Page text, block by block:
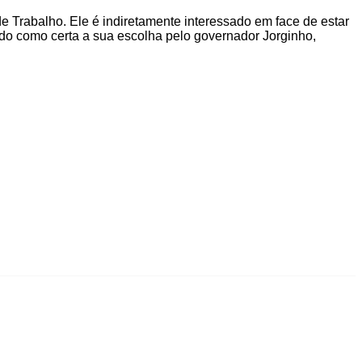
Trabalho. Ele é indiretamente interessado em face de estar
como certa a sua escolha pelo governador Jorginho,